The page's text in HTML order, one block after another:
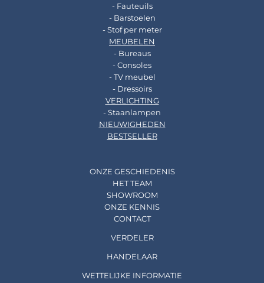
- Fauteuils
- Barstoelen
- Stof per meter
MEUBELEN
- Bureaus
- Consoles
- TV meubel
- Dressoirs
VERLICHTING
- Staanlampen
NIEUWIGHEDEN
BESTSELLER
ONZE GESCHIEDENIS
HET TEAM
SHOWROOM
ONZE KENNIS
CONTACT
VERDELER
HANDELAAR
WETTELIJKE INFORMATIE